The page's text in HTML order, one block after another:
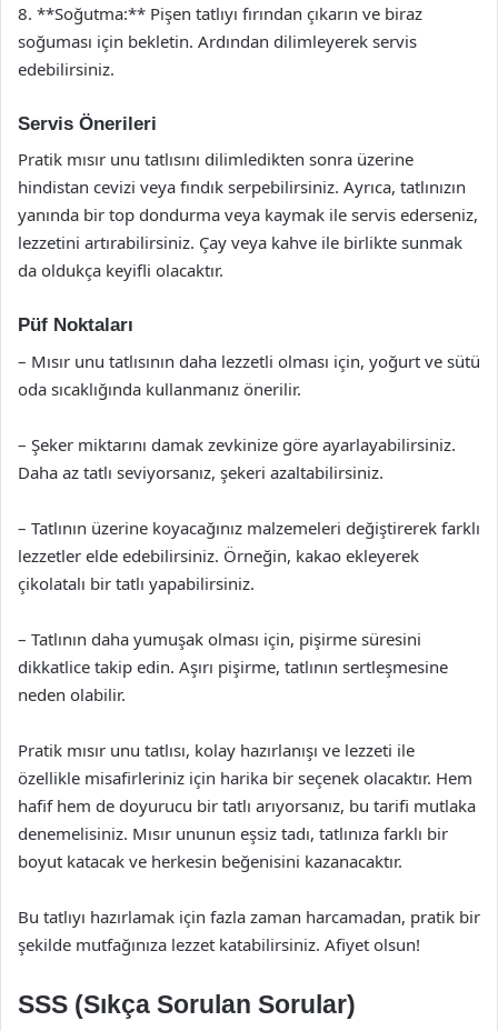
8. **Soğutma:** Pişen tatlıyı fırından çıkarın ve biraz
soğuması için bekletin. Ardından dilimleyerek servis
edebilirsiniz.
Servis Önerileri
Pratik mısır unu tatlısını dilimledikten sonra üzerine
hindistan cevizi veya fındık serpebilirsiniz. Ayrıca, tatlınızın
yanında bir top dondurma veya kaymak ile servis ederseniz,
lezzetini artırabilirsiniz. Çay veya kahve ile birlikte sunmak
da oldukça keyifli olacaktır.
Püf Noktaları
– Mısır unu tatlısının daha lezzetli olması için, yoğurt ve sütü
oda sıcaklığında kullanmanız önerilir.
– Şeker miktarını damak zevkinize göre ayarlayabilirsiniz.
Daha az tatlı seviyorsanız, şekeri azaltabilirsiniz.
– Tatlının üzerine koyacağınız malzemeleri değiştirerek farklı
lezzetler elde edebilirsiniz. Örneğin, kakao ekleyerek
çikolatalı bir tatlı yapabilirsiniz.
– Tatlının daha yumuşak olması için, pişirme süresini
dikkatlice takip edin. Aşırı pişirme, tatlının sertleşmesine
neden olabilir.
Pratik mısır unu tatlısı, kolay hazırlanışı ve lezzeti ile
özellikle misafirleriniz için harika bir seçenek olacaktır. Hem
hafif hem de doyurucu bir tatlı arıyorsanız, bu tarifi mutlaka
denemelisiniz. Mısır ununun eşsiz tadı, tatlınıza farklı bir
boyut katacak ve herkesin beğenisini kazanacaktır.
Bu tatlıyı hazırlamak için fazla zaman harcamadan, pratik bir
şekilde mutfağınıza lezzet katabilirsiniz. Afiyet olsun!
SSS (Sıkça Sorulan Sorular)